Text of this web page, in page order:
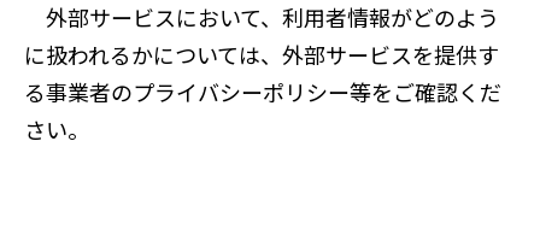
外部サービスにおいて、利用者情報がどのよう
に扱われるかについては、外部サービスを提供す
る事業者のプライバシーポリシー等をご確認くだ
さい。